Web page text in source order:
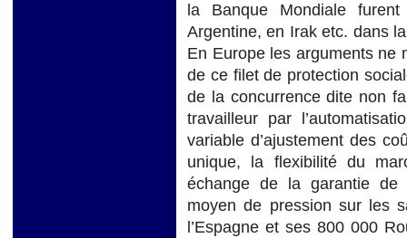
la Banque Mondiale
Argentine, en Irak etc. dans
En Europe les arguments ne
de ce filet de protection
de la concurrence dite non
travailleur par
variable d’ajustement des
unique, la flexibilité du
échange de la garantie de
moyen de pression sur les
l’Espagne et ses 800 000